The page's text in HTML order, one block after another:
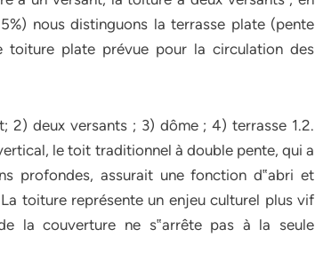
nous distinguons la terrasse plate (pente
toiture plate prévue pour la circulation des
2) deux versants ; 3) dôme ; 4) terrasse 1.2.
le toit traditionnel à double pente, qui a
profondes, assurait une fonction d‟abri et
toiture représente un enjeu culturel plus vif
la couverture ne s‟arrête pas à la seule